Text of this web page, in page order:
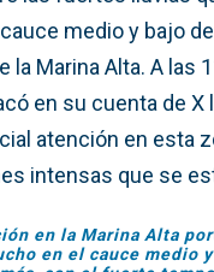
medio y bajo
la Marina Alta. A las
en su cuenta de X
atención en esta
intensas que se
en la Marina Alta
en el cauce medio